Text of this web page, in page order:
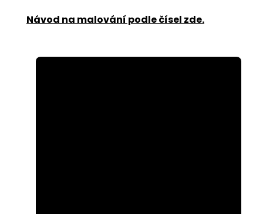
Návod na malování podle čísel zde.